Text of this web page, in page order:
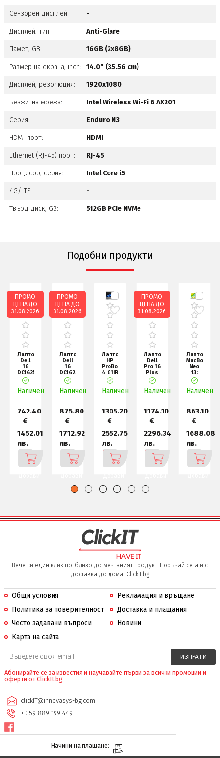
Сензорен дисплей: -
Дисплей, тип: Anti-Glare
Памет, GB: 16GB (2x8GB)
Размер на екрана, inch: 14.0" (35.56 cm)
Дисплей, резолюция: 1920x1080
Безжична мрежа: Intel Wireless Wi-Fi 6 AX201
Серия: Enduro N3
HDMI порт: HDMI
Ethernet (RJ-45) порт: RJ-45
Процесор, серия: Intel Core i5
4G/LTE: -
Твърд диск, GB: 512GB PCIe NVMe
Подобни продукти
Лаптоп
Dell
16
DC16250,
Intel
Core
5
core
Наличен
742.40
€
1452.01
лв.
ПРОМО
ЦЕНА ДО
31.08.2026
Лаптоп
Dell
16
DC16251,
Intel
Core
7
core
Наличен
875.80
€
1712.92
лв.
ПРОМО
ЦЕНА ДО
31.08.2026
Лаптоп
HP
ProBook
4 G1iR
16"
Pike
Silver,
Наличен
1305.20
€
2552.75
лв.
Лаптоп
Dell
Pro 16
Plus
PB16250,
Intel
Ultra
Наличен
1174.10
€
2296.34
лв.
ПРОМО
ЦЕНА ДО
31.08.2026
Лаптоп
MacBook
Neo
13:
Apple
A18
Pro
6-c
Наличен
863.10
€
1688.08
лв.
Вече си един клик по-близо до мечтаният продукт. Поръчай сега и с
доставка до дома! ClickIt.bg
Общи условия
Рекламация и връщане
Политика за поверителност
Доставка и плащания
Често задавани въпроси
Новини
Карта на сайта
Абонирайте се за известия и научавайте първи за всички промоции и
оферти от ClickIt.bg
clickIT@innovasys-bg.com
+ 359 889 199 449
Начини на плащане: